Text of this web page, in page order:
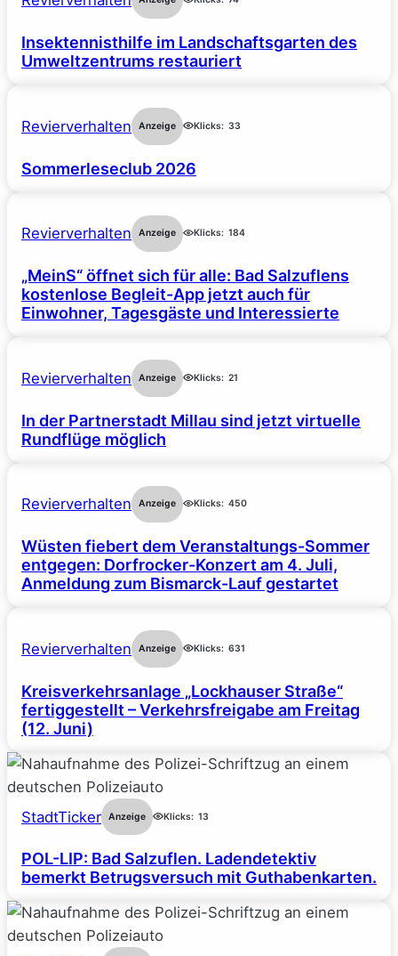
Insektennisthilfe im Landschaftsgarten des
Umweltzentrums restauriert
Revierverhalten Anzeige Klicks: 33
Sommerleseclub 2026
Revierverhalten Anzeige Klicks: 184
„MeinS“ öffnet sich für alle: Bad Salzuflens
kostenlose Begleit-App jetzt auch für
Einwohner, Tagesgäste und Interessierte
Revierverhalten Anzeige Klicks: 21
In der Partnerstadt Millau sind jetzt virtuelle
Rundflüge möglich
Revierverhalten Anzeige Klicks: 450
Wüsten fiebert dem Veranstaltungs-Sommer
entgegen: Dorfrocker-Konzert am 4. Juli,
Anmeldung zum Bismarck-Lauf gestartet
Revierverhalten Anzeige Klicks: 631
Kreisverkehrsanlage „Lockhauser Straße“
fertiggestellt – Verkehrsfreigabe am Freitag
(12. Juni)
StadtTicker Anzeige Klicks: 13
POL-LIP: Bad Salzuflen. Ladendetektiv
bemerkt Betrugsversuch mit Guthabenkarten.